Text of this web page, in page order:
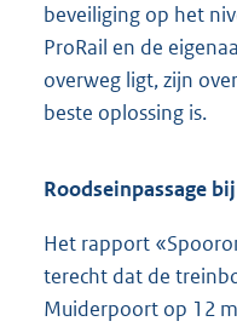
beveiliging op het
ProRail en de
overweg ligt, zijn
beste oplossing is.
Roodseinpassage
Het rapport
terecht dat de
Muiderpoort op 12